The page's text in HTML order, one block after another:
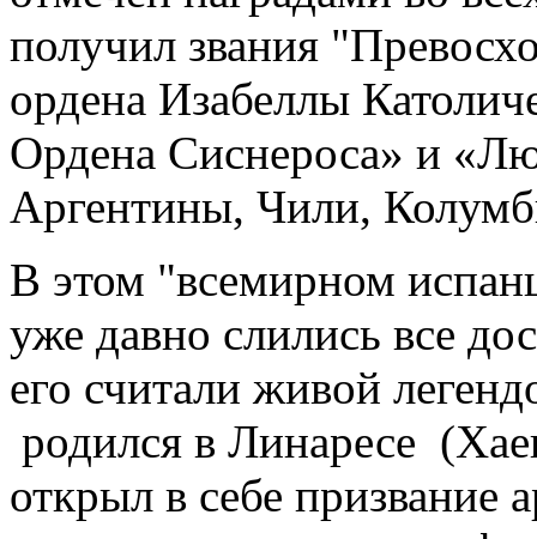
получил звания
ордена Изабеллы
Ордена Сиснероса» и
Аргентины, Чили,
В этом "всемирном
уже давно слились все
его считали живой
родился в Линаресе
открыл в себе призвание